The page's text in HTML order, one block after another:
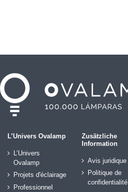
L’Univers Ovalamp
L’Univers
Ovalamp
Projets d'éclairage
Professionnel
Zusätzliche
Information
Avis juridique
Politique de
confidentialité